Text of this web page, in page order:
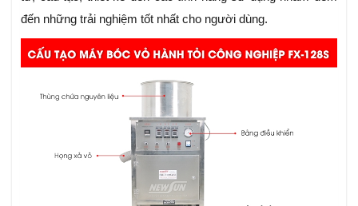
đến những trải nghiệm tốt nhất cho người dùng.